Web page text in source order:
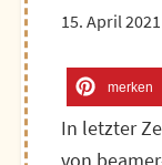
15. April 2021
merken
In letzter
von